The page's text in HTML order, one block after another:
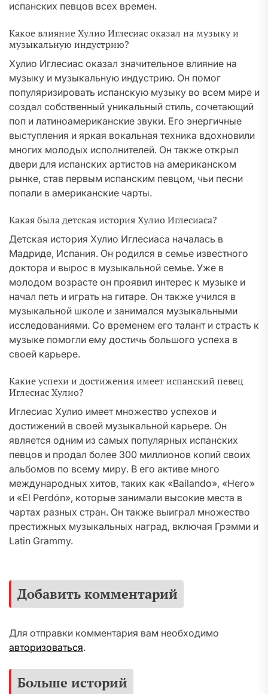
испанских певцов всех времен.
Какое влияние Хулио Иглесиас оказал на музыку и
музыкальную индустрию?
Хулио Иглесиас оказал значительное влияние на
музыку и музыкальную индустрию. Он помог
популяризировать испанскую музыку во всем мире и
создал собственный уникальный стиль, сочетающий
поп и латиноамериканские звуки. Его энергичные
выступления и яркая вокальная техника вдохновили
многих молодых исполнителей. Он также открыл
двери для испанских артистов на американском
рынке, став первым испанским певцом, чьи песни
попали в американские чарты.
Какая была детская история Хулио Иглесиаса?
Детская история Хулио Иглесиаса началась в
Мадриде, Испания. Он родился в семье известного
доктора и вырос в музыкальной семье. Уже в
молодом возрасте он проявил интерес к музыке и
начал петь и играть на гитаре. Он также учился в
музыкальной школе и занимался музыкальными
исследованиями. Со временем его талант и страсть к
музыке помогли ему достичь большого успеха в
своей карьере.
Какие успехи и достижения имеет испанский певец
Иглесиас Хулио?
Иглесиас Хулио имеет множество успехов и
достижений в своей музыкальной карьере. Он
является одним из самых популярных испанских
певцов и продал более 300 миллионов копий своих
альбомов по всему миру. В его активе много
международных хитов, таких как «Bailando», «Hero»
и «El Perdón», которые занимали высокие места в
чартах разных стран. Он также выиграл множество
престижных музыкальных наград, включая Грэмми и
Latin Grammy.
Добавить комментарий
Для отправки комментария вам необходимо
авторизоваться.
Больше историй